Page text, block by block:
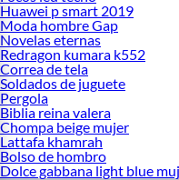
Huawei p smart 2019
Moda hombre Gap
Novelas eternas
Redragon kumara k552
Correa de tela
Soldados de juguete
Pergola
Biblia reina valera
Chompa beige mujer
Lattafa khamrah
Bolso de hombro
Dolce gabbana light blue